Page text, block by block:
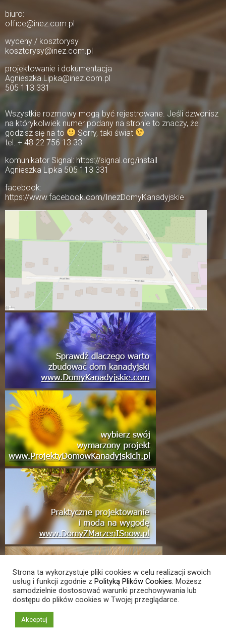
biuro:
office@inez.com.pl
wyceny / kosztorysy
kosztorysy@inez.com.pl
projektowanie i dokumentacja
Agnieszka.Lipka@inez.com.pl
505 113 331
Wszystkie rozmowy mogą być rejestrowane. Jeśli dzwonisz
na którykolwiek numer podany na stronie to znaczy, że
godzisz się na to
Sorry, taki świat
tel. + 48 22 756 13 33
komunikator Signal: https://signal.org/install
Agnieszka Lipka 505 113 331
facebook:
https://www.facebook.com/InezDomyKanadyjskie
Strona ta wykorzystuje pliki cookies w celu realizacji swoich
usług i funkcji zgodnie z Polityką Plików Cookies. Możesz
samodzielnie dostosować warunki przechowywania lub
dostępu do plików cookies w Twojej przeglądarce.
Akceptuj